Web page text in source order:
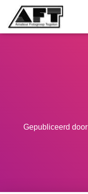
Gepubliceerd door